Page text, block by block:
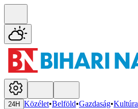
24H Közélet•Belföld•Gazdaság•Kultúra